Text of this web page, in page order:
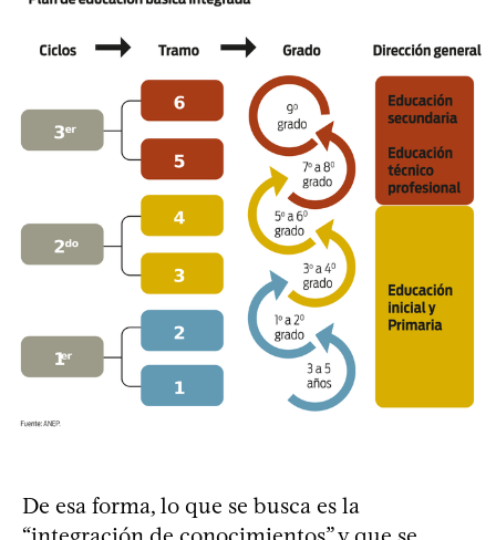
De esa forma, lo que se busca es la